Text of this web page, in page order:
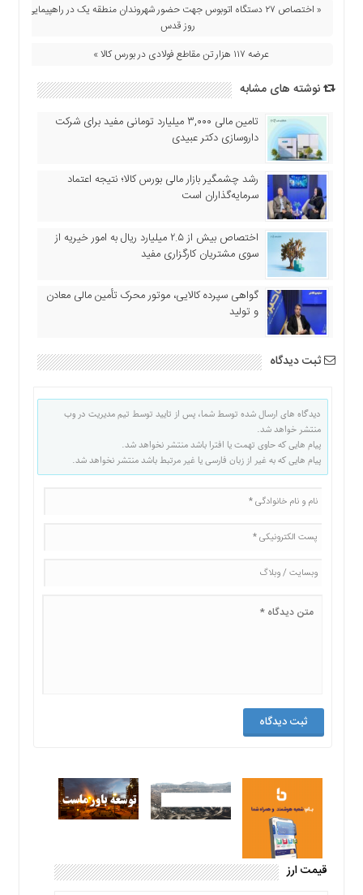
« اختصاص ۲۷ دستگاه اتوبوس جهت حضور شهروندان منطقه یک در راهپیمایی
روز قدس
عرضه ۱۱۷ هزار تن مقاطع فولادی در بورس کالا »
نوشته های مشابه
تامین مالی ۳,۰۰۰ میلیارد تومانی مفید برای شرکت
داروسازی دکتر عبیدی
رشد چشمگیر بازار مالی بورس کالا؛ نتیجه اعتماد
سرمایه‌گذاران است
اختصاص بیش از ۲.۵ میلیارد ریال به امور خیریه از
سوی مشتریان کارگزاری مفید
گواهی سپرده کالایی، موتور محرک تأمین مالی معادن
و تولید
ثبت دیدگاه
دیدگاه های ارسال شده توسط شما، پس از تایید توسط تیم مدیریت در وب
منتشر خواهد شد.
پیام هایی که حاوی تهمت یا افترا باشد منتشر نخواهد شد.
پیام هایی که به غیر از زبان فارسی یا غیر مرتبط باشد منتشر نخواهد شد.
قیمت ارز